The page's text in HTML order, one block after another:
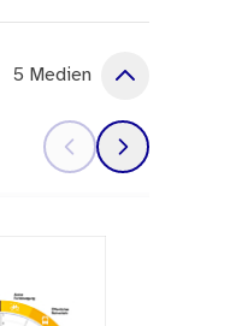
5 Medien